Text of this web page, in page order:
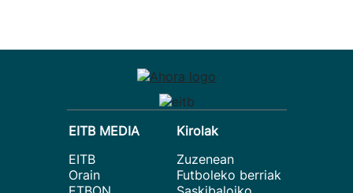
EITB MEDIA
EITB
Orain
Kirolak
Zuzenean
Futboleko berriak